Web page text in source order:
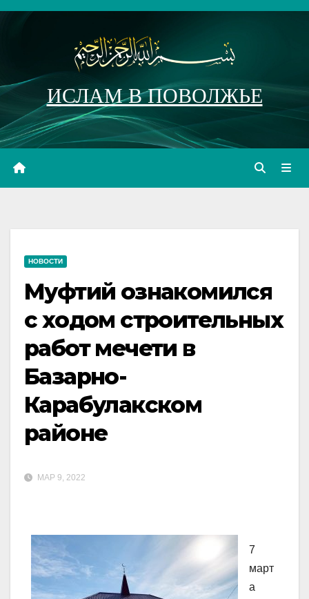
Перейти
ИСЛАМ В ПОВОЛЖЬЕ
НОВОСТИ
Муфтий ознакомился
с ходом строительных
работ мечети в
Базарно-
Карабулакском
районе
МАР 9, 2022
7
март
а